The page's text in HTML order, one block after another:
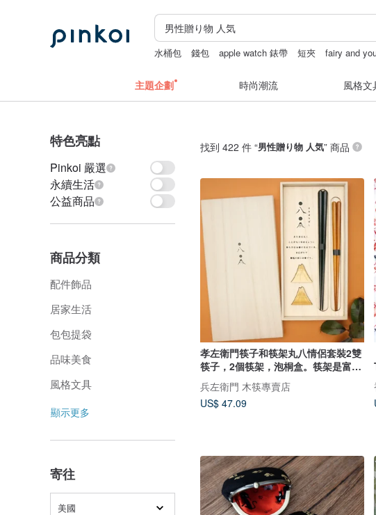
水桶包 錢包 apple watch 錶帶 短夾 fairy and
主題企劃 時尚潮流 風格文
特色亮點
Pinkoi 嚴選
永續生活
公益商品
商品分類
配件飾品
居家生活
包包提袋
品味美食
風格文具
顯示更多
寄往
美國
找到 422 件 “男性贈り物 人気” 商品
孝左衛門筷子和筷架丸八情侶套裝2雙
筷子，2個筷架，泡桐盒。筷架是富士
山造型的筷架。形似漢字“八”，末端
加寬，呈吉祥之形。
兵左衛門 木筷專賣店
US$ 47.09